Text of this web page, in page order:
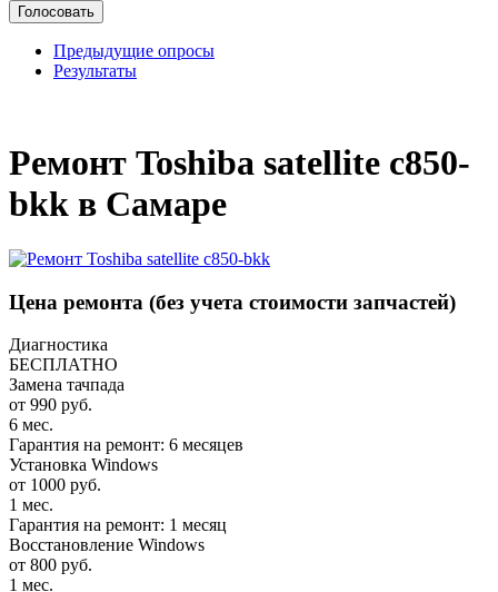
Предыдущие опросы
Результаты
Ремонт Toshiba satellite c850-
bkk в Самаре
Цена ремонта (без учета стоимости запчастей)
Диагностика
БЕСПЛАТНО
Замена тачпада
от 990 руб.
6 мес.
Гарантия на ремонт: 6 месяцев
Установка Windows
от 1000 руб.
1 мес.
Гарантия на ремонт: 1 месяц
Восстановление Windows
от 800 руб.
1 мес.